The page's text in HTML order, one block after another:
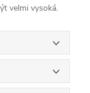
velmi vysoká.